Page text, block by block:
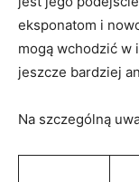
eksponatom i
mogą wchodzić w
jeszcze bardziej
Na szczególną